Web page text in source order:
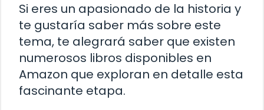
Si eres un apasionado de la historia y
te gustaría saber más sobre este
tema, te alegrará saber que existen
numerosos libros disponibles en
Amazon que exploran en detalle esta
fascinante etapa.